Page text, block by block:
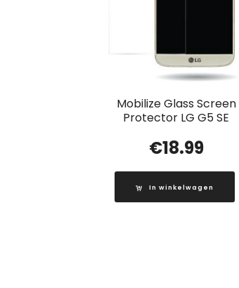
Mobilize Glass Screen
Protector LG G5 SE
€18.99
In winkelwagen